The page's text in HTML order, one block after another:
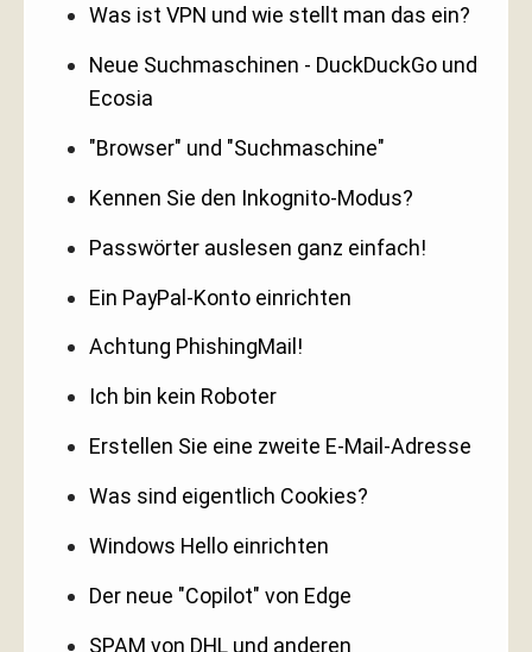
Was ist VPN und wie stellt man das ein?
Neue Suchmaschinen - DuckDuckGo und
Ecosia
"Browser" und "Suchmaschine"
Kennen Sie den Inkognito-Modus?
Passwörter auslesen ganz einfach!
Ein PayPal-Konto einrichten
Achtung PhishingMail!
Ich bin kein Roboter
Erstellen Sie eine zweite E-Mail-Adresse
Was sind eigentlich Cookies?
Windows Hello einrichten
Der neue "Copilot" von Edge
SPAM von DHL und anderen